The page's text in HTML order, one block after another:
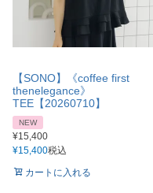
【SONO】《coffee first
thenelegance》
TEE【20260710】
NEW
¥15,400
¥15,400税込
カートに入れる